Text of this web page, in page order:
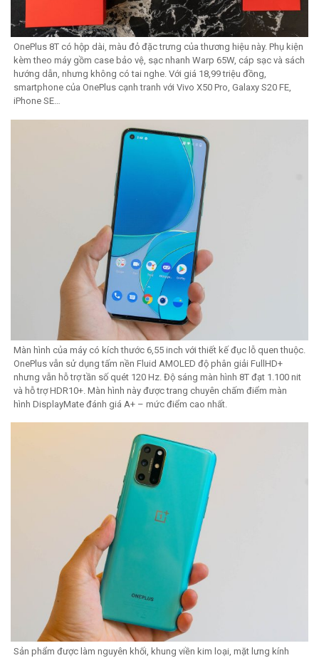
OnePlus 8T có hộp dài, màu đỏ đặc trưng của thương hiệu này. Phụ kiện
kèm theo máy gồm case bảo vệ, sạc nhanh Warp 65W, cáp sạc và sách
hướng dẫn, nhưng không có tai nghe. Với giá 18,99 triệu đồng,
smartphone của OnePlus cạnh tranh với Vivo X50 Pro, Galaxy S20 FE,
iPhone SE…
Màn hình của máy có kích thước 6,55 inch với thiết kế đục lỗ quen thuộc.
OnePlus vẫn sử dụng tấm nền Fluid AMOLED độ phân giải FullHD+
nhưng vẫn hỗ trợ tần số quét 120 Hz. Độ sáng màn hình 8T đạt 1.100 nit
và hỗ trợ HDR10+. Màn hình này được trang chuyên chấm điểm màn
hình DisplayMate đánh giá A+ – mức điểm cao nhất.
Sản phẩm được làm nguyên khối, khung viền kim loại, mặt lưng kính